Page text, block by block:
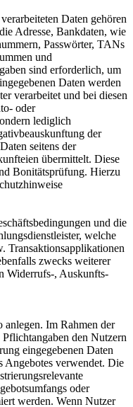
Daten gehören
Adresse, Bankdaten, wie
Passwörter, TANs
und
sind erforderlich, um
Daten werden
verarbeitet und bei diesen
oder
lediglich
der
seitens der
übermittelt. Diese
Bonitätsprüfung. Hierzu
und die
welche
Transaktionsapplikationen
zwecks weiterer
Widerrufs-, Auskunfts-
Im Rahmen der
den Nutzern
eingegebenen Daten
Angebotes verwendet. Die
oder
werden. Wenn Nutzer